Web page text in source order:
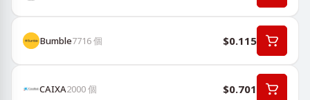
Bumble7716個 $0.115
CAIXA2000個 $0.701